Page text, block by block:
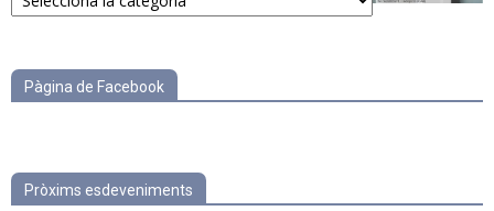
Pàgina de Facebook
Pròxims esdeveniments